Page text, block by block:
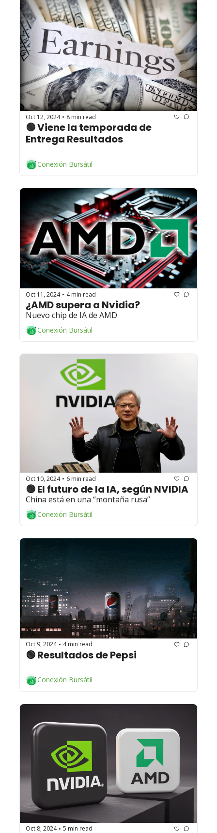
Oct 12, 2024 • 8 min read
🟢 Viene la temporada de
Conexión Bursátil
Oct 11, 2024 • 4 min read
Nuevo chip de IA de AMD
Conexión Bursátil
Oct 10, 2024 • 6 min read
China está en una “montaña rusa”
Conexión Bursátil
Oct 9, 2024 • 4 min read
Conexión Bursátil
Oct 8, 2024 • 5 min read